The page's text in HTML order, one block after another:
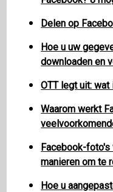
Delen op
Hoe u uw
downloaden en
OTT legt uit:
Waarom werkt
Facebook-foto's
manieren om te
Hoe u